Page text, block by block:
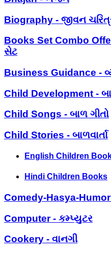
Biography - જીવન
Books Set Combo
સેટ
Business Guidance -
Child Development -
Child Songs - બાળ ગીતો
Child Stories - બાળવાર્તા
English Children
Hindi Children Books
Comedy-Hasya-
Computer - કમ્પ્યુટર
Cookery - વાનગી